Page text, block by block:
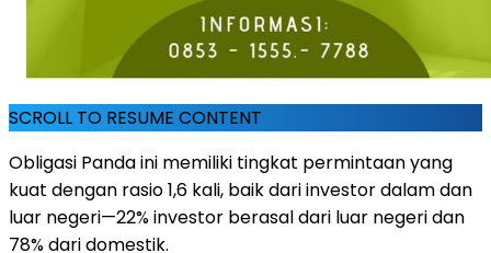
SCROLL TO RESUME CONTENT
Obligasi Panda ini memiliki tingkat permintaan yang
kuat dengan rasio 1,6 kali, baik dari investor dalam dan
luar negeri—22% investor berasal dari luar negeri dan
78% dari domestik.